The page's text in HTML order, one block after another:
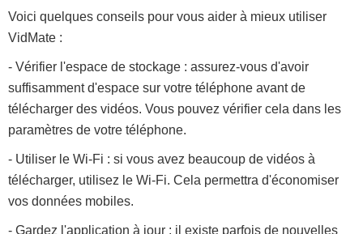
Voici quelques conseils pour vous aider à mieux utiliser
VidMate :
- Vérifier l'espace de stockage : assurez-vous d'avoir
suffisamment d'espace sur votre téléphone avant de
télécharger des vidéos. Vous pouvez vérifier cela dans les
paramètres de votre téléphone.
- Utiliser le Wi-Fi : si vous avez beaucoup de vidéos à
télécharger, utilisez le Wi-Fi. Cela permettra d'économiser
vos données mobiles.
- Gardez l'application à jour : il existe parfois de nouvelles